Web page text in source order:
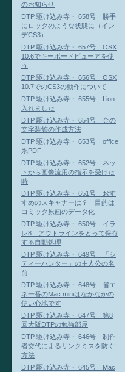
のお知らせ
DTP 駆け込み寺・ 658号 勝手
にロックのような状態に（イン
デCS3）
DTP 駆け込み寺・ 657号 OSX
10.6でキーボードビューアを使
う
DTP 駆け込み寺・ 656号 OSX
10.7でのCS3の動作について
DTP 駆け込み寺・ 655号 Lion
入れました
DTP 駆け込み寺・ 654号 金の
文字装飾の作成方法
DTP 駆け込み寺・ 653号 office
系PDF
DTP 駆け込み寺・ 652号 ネッ
トから画像流用の指示を受けた
時
DTP 駆け込み寺・ 651号 おす
すめのスキャナーは？ 目的は
コミック原画のデータ化
DTP 駆け込み寺・ 650号 イラ
レ8 アウトラインをとって保存
する自動処理
DTP 駆け込み寺・ 649号 「シ
ティーハンター」の主人公の名
前
DTP 駆け込み寺・ 648号 省エ
ネ一番のMac miniはなかなかの
使い心地です
DTP 駆け込み寺・ 647号 第8
回大阪DTPの勉強部屋
DTP 駆け込み寺・ 646号 制作
者交代によるリンクミスを防ぐ
方法
DTP 駆け込み寺・ 645号 Mac